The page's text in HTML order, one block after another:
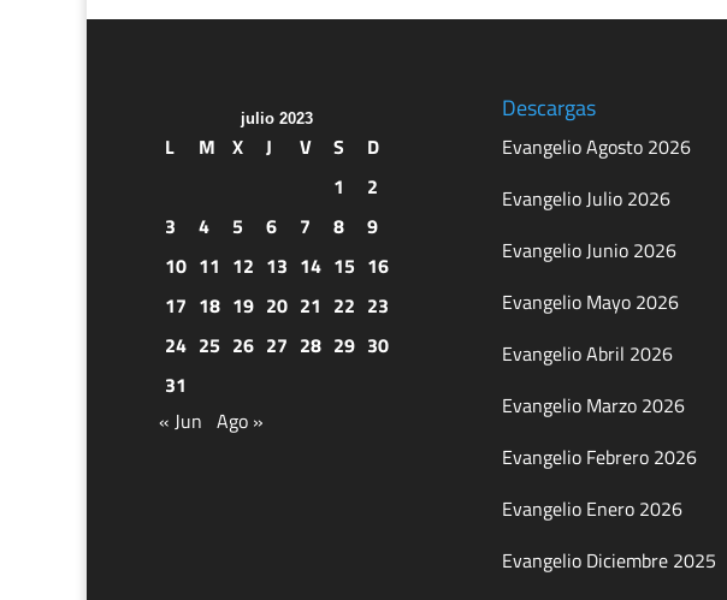
julio 2023
L M X J V S
D
1
2
3
4 5 6 7 8
9
10 11 12 13 14 15 16
17 18 19 20 21 22 23
24 25 26 27 28 29 30
31
« Jun Ago »
Descargas
Evangelio Agosto 2026
Evangelio Julio 2026
Evangelio Junio 2026
Evangelio Mayo 2026
Evangelio Abril 2026
Evangelio Marzo 2026
Evangelio Febrero 2026
Evangelio Enero 2026
Evangelio Diciembre 2025